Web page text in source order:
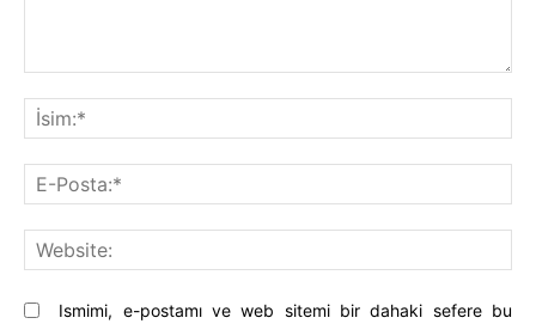
Ismimi, e-postamı ve web sitemi bir dahaki sefere bu